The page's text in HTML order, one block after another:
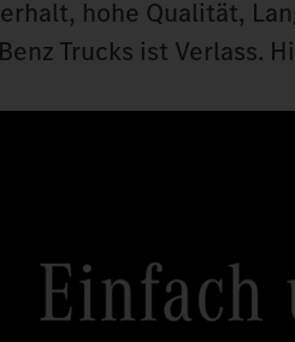
hohe Qualität,
Trucks ist Verlass.